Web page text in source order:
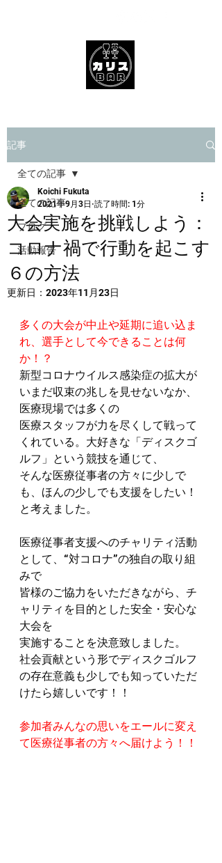
記事
全ての記事
ブログ
活動報告
全ての記事
大会実施を挑戦しよう：
コロナ禍で行動を起こす
６の方法
Koichi Fukuta
2021年9月3日 読了時間: 1分
更新日： 2023年11月23日
多くの大会が中止や延期に追い込ま
れ、選手として今できることは何
か！？
新型コロナウイルス感染症の拡大が
いまだ収束の兆しを見せないなか、
医療現場では多くの
医療スタッフが力を尽くして戦って
くれている。大好きな「ディスクゴ
ルフ」という競技を通じて、
そんな医療従事者の方々に少しで
も、ほんの少しでも支援をしたい！
と考えました。
医療従事者支援へのチャリティ活動
として、“対コロナ”の独自の取り組
みで
皆様のご協力をいただきながら、チ
ャリティを目的とした安全・安心な
大会を
実施することを決意致しました。
社会貢献という形でディスクゴルフ
の存在意義も少しでも知っていただ
けたら嬉しいです！！
参加者みんなの思いをエールに変え
て医療従事者の方々へ届けよう！！